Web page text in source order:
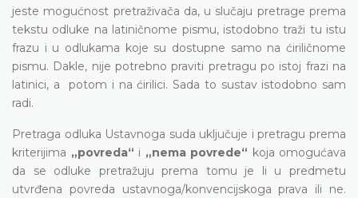
jeste mogućnost pretraživača da, u slučaju pretrage prema
tekstu odluke na latiničnome pismu, istodobno traži tu istu
frazu i u odlukama koje su dostupne samo na ćiriličnome
pismu. Dakle, nije potrebno praviti pretragu po istoj frazi na
latinici, a potom i na ćirilici. Sada to sustav istodobno sam
radi.
Pretraga odluka Ustavnoga suda uključuje i pretragu prema
kriterijima „povreda“ i „nema povrede“ koja omogućava
da se odluke pretražuju prema tomu je li u predmetu
utvrđena povreda ustavnoga/konvencijskoga prava ili ne.